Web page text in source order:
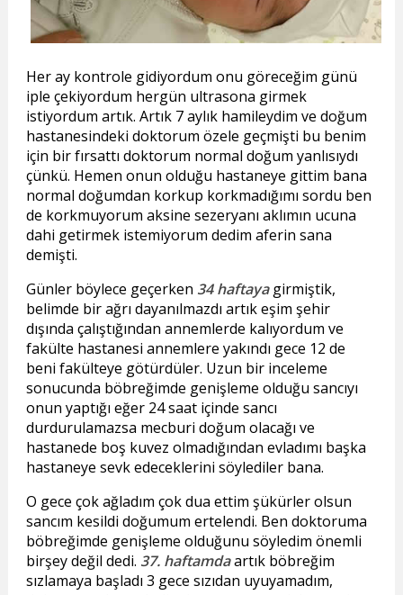
Her ay kontrole gidiyordum onu göreceğim günü
iple çekiyordum hergün ultrasona girmek
istiyordum artık. Artık 7 aylık hamileydim ve doğum
hastanesindeki doktorum özele geçmişti bu benim
için bir fırsattı doktorum normal doğum yanlısıydı
çünkü. Hemen onun olduğu hastaneye gittim bana
normal doğumdan korkup korkmadığımı sordu ben
de korkmuyorum aksine sezeryanı aklımın ucuna
dahi getirmek istemiyorum dedim aferin sana
demişti.
Günler böylece geçerken 34 haftayagirmiştik,
belimde bir ağrı dayanılmazdı artık eşim şehir
dışında çalıştığından annemlerde kalıyordum ve
fakülte hastanesi annemlere yakındı gece 12 de
beni fakülteye götürdüler. Uzun bir inceleme
sonucunda böbreğimde genişleme olduğu sancıyı
onun yaptığı eğer 24 saat içinde sancı
durdurulamazsa mecburi doğum olacağı ve
hastanede boş kuvez olmadığından evladımı başka
hastaneye sevk edeceklerini söylediler bana.
O gece çok ağladım çok dua ettim şükürler olsun
sancım kesildi doğumum ertelendi. Ben doktoruma
böbreğimde genişleme olduğunu söyledim önemli
birşey değil dedi. 37. haftamdaartık böbreğim
sızlamaya başladı 3 gece sızıdan uyuyamadım,